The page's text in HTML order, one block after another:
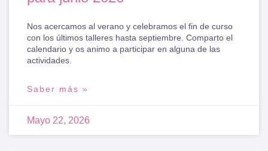
Nos acercamos al verano y celebramos el fin de curso
con los últimos talleres hasta septiembre. Comparto el
calendario y os animo a participar en alguna de las
actividades.
Saber más »
Mayo 22, 2026